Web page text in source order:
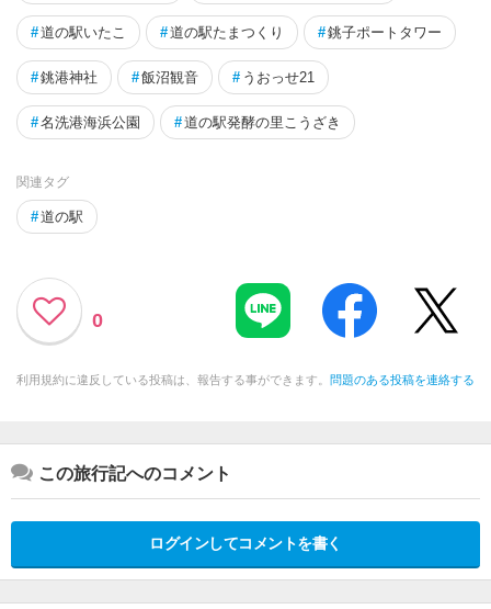
#道の駅いたこ #道の駅たまつくり #銚子ポートタワー
#銚港神社 #飯沼観音 # うおっせ21
#名洗港海浜公園 #道の駅発酵の里こうざき
関連タグ
#道の駅
0
利用規約に違反している投稿は、報告する事ができます。 問題のある投稿を連絡する
この旅行記へのコメント
ログインしてコメントを書く